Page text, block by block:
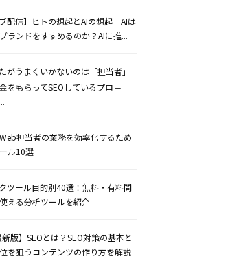
ブ配信】ヒトの想起とAIの想起｜AIは
ランドをすすめるのか？AIに推...
がうまくいかないのは「担当者」
をもらってSEOしているプロ＝
Web担当者の業務を効率化するため
ル10選
ツール目的別40選！無料・有料問
える分析ツールを紹介
新版】SEOとは？SEO対策の基本と
を狙うコンテンツの作り方を解説